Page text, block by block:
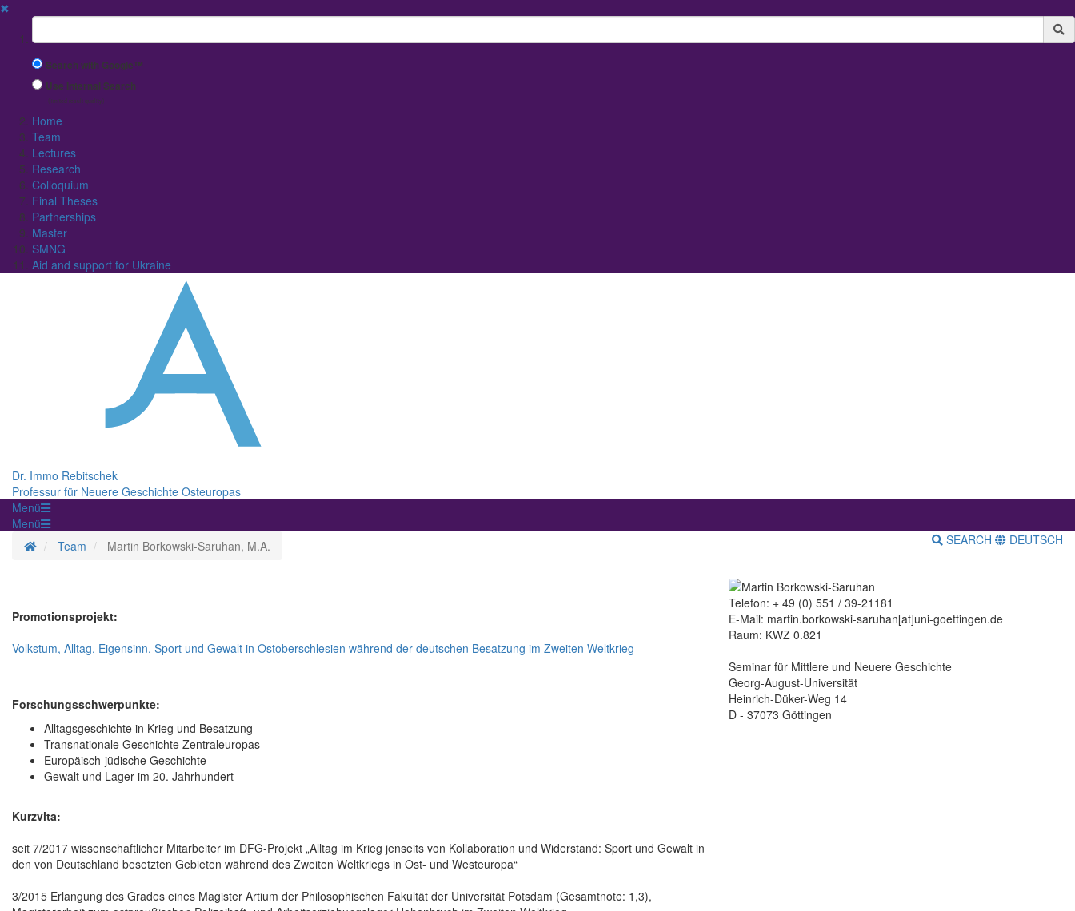
✖
Suchbegriff
Search with Google™
Use Internal Search
(limited result quality)
Home
Team
Lectures
Research
Colloquium
Final Theses
Partnerships
Master
SMNG
Aid and support for Ukraine
Dr. Immo Rebitschek
Professur für Neuere Geschichte Osteuropas
Menü
Menü
Homepage
Team Martin Borkowski-Saruhan, M.A. SEARCH DEUTSCH
Promotionsprojekt:
Volkstum, Alltag, Eigensinn. Sport und Gewalt in Ostoberschlesien während der deutschen Besatzung im Zweiten Weltkrieg
Forschungsschwerpunkte:
Alltagsgeschichte in Krieg und Besatzung
Transnationale Geschichte Zentraleuropas
Europäisch-jüdische Geschichte
Gewalt und Lager im 20. Jahrhundert
Kurzvita:
seit 7/2017 wissenschaftlicher Mitarbeiter im DFG-Projekt „Alltag im Krieg jenseits von Kollaboration und Widerstand: Sport und Gewalt in
den von Deutschland besetzten Gebieten während des Zweiten Weltkriegs in Ost- und Westeuropa“
3/2015 Erlangung des Grades eines Magister Artium der Philosophischen Fakultät der Universität Potsdam (Gesamtnote: 1,3),
Telefon: + 49 (0) 551 / 39-21181
E-Mail: martin.borkowski-saruhan[at]uni-goettingen.de
Raum: KWZ 0.821
Seminar für Mittlere und Neuere Geschichte
Georg-August-Universität
Heinrich-Düker-Weg 14
D - 37073 Göttingen